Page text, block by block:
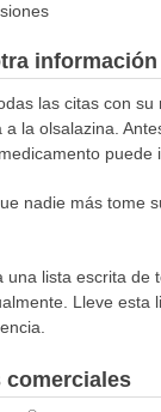
las citas con
a la olsalazina.
puede
nadie más tome
una lista escrita de
Lleve esta
comerciales